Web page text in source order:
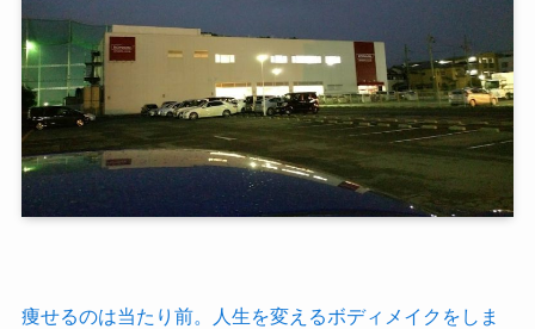
痩せるのは当たり前。人生を変えるボディメイクをしま